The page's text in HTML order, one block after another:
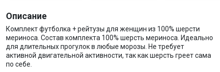
Описание
Комплект футболка + рейтузы для женщин из 100% шерсти
мериноса. Состав комплекта 100% шерсть мериноса. Идеально
для длительных прогулок в любые морозы. Не требует
активной двигательной активности, так как шерсть греет сама
по себе.